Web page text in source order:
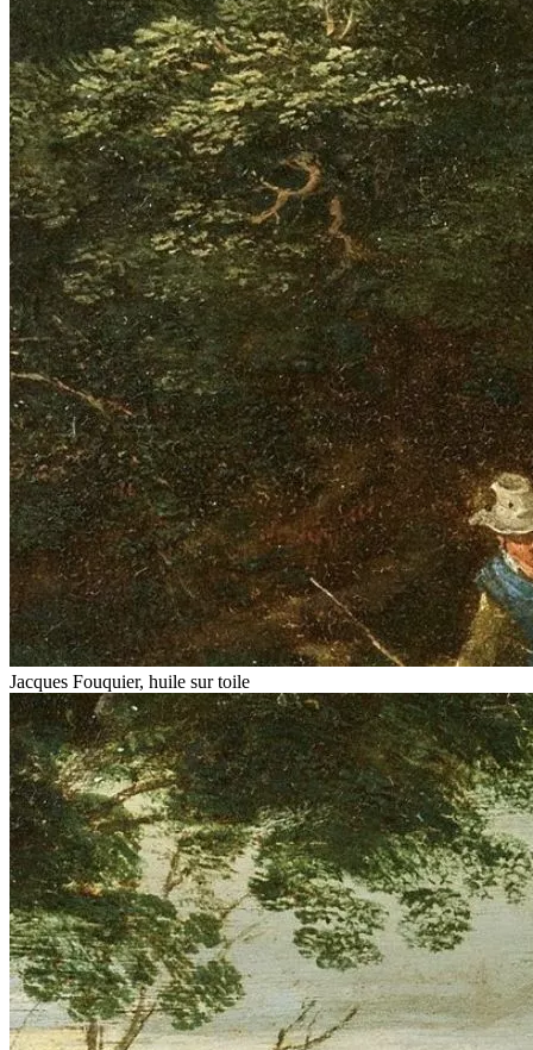
Jacques Fouquier, huile sur toile